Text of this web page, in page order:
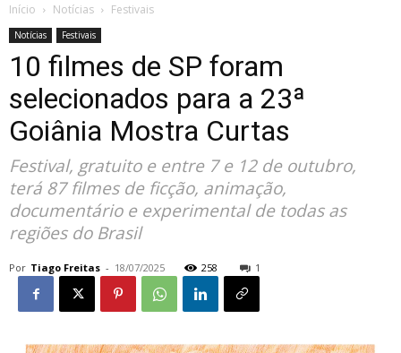
Início Notícias Festivais
Notícias Festivais
10 filmes de SP foram
selecionados para a 23ª
Goiânia Mostra Curtas
Festival, gratuito e entre 7 e 12 de outubro,
terá 87 filmes de ficção, animação,
documentário e experimental de todas as
regiões do Brasil
Por Tiago Freitas - 18/07/2025 258 1